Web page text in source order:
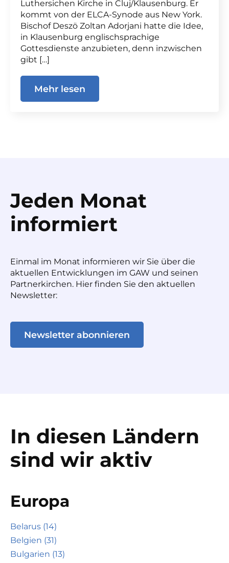
Luthersichen Kirche in Cluj/Klausenburg. Er
kommt von der ELCA-Synode aus New York.
Bischof Deszö Zoltan Adorjani hatte die Idee,
in Klausenburg englischsprachige
Gottesdienste anzubieten, denn inzwischen
gibt […]
Mehr lesen
Jeden Monat
informiert
Einmal im Monat informieren wir Sie über die
aktuellen Entwicklungen im GAW und seinen
Partnerkirchen. Hier finden Sie den aktuellen
Newsletter:
Newsletter abonnieren
In diesen Ländern
sind wir aktiv
Europa
Belarus (14)
Belgien (31)
Bulgarien (13)